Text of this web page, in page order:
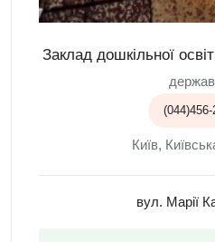
Заклад дошкільної
(044)456-
Київ,
вул. Марії